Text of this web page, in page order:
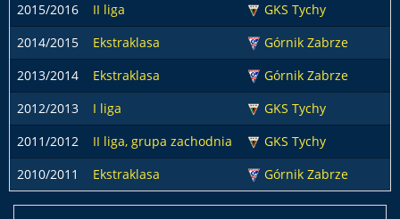
2015/2016
II liga
GKS Tychy
2014/2015
Ekstraklasa
Górnik Zabrze
2013/2014
Ekstraklasa
Górnik Zabrze
2012/2013
I liga
GKS Tychy
2011/2012
II liga, grupa zachodnia
GKS Tychy
2010/2011
Ekstraklasa Górnik Zabrze